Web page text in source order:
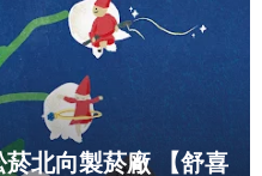
北向製菸廠 【舒喜